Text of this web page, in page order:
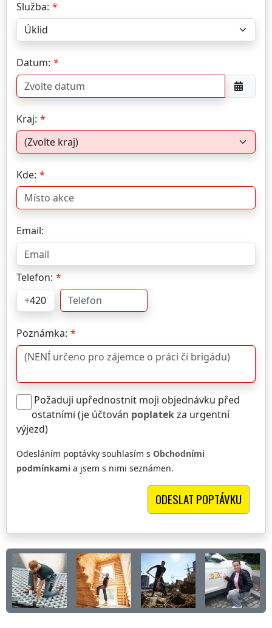
Služba:
Datum:
Kraj:
Kde:
Email:
Telefon:
Poznámka:
Požaduji upřednostnit moji objednávku před
ostatními (je účtován poplatekza urgentní
výjezd)
Odesláním poptávky souhlasím s Obchodními
podmínkami a jsem s nimi seznámen.